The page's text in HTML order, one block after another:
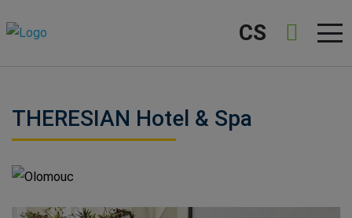
CS
THERESIAN Hotel & Spa
Olomouc